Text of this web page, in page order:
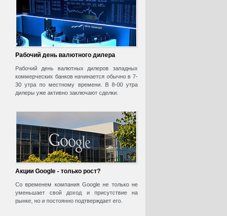
Рабочий день валютного дилера
Рабочий день валютных дилеров западных
коммерческих банков начинается обычно в 7-
30 утра по местному времени. В 8-00 утра
дилеры уже активно заключают сделки.
Акции Google - только рост?
Со временем компания Google не только не
уменьшает свой доход и присутствие на
рынке, но и постоянно подтверждает его.